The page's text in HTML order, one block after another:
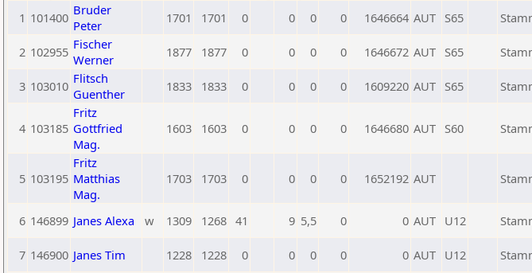
1 101400 Bruder
Peter
1701 1701 0 0 0 0 1646664 AUT S65
2 102955 Fischer
Werner
1877 1877 0 0 0 0 1646672 AUT S65
3 103010 Flitsch
Guenther
1833 1833 0 0 0 0 1609220 AUT S65
4 103185
Fritz
Gottfried
Mag.
1603 1603 0 0 0 0 1646680 AUT S60
5 103195
Fritz
Matthias
Mag.
1703 1703 0 0 0 0 1652192 AUT
6 146899 Janes Alexa w 1309 1268 41 9 5,5 0 0 AUT U12
7 146900 Janes Tim 1228 1228 0 0 0 0 0 AUT U12